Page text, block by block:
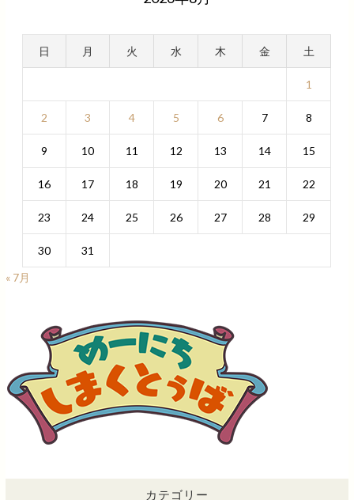
日 月 火 水 木 金 土
1
2 3 4 5 6 7 8
9 10 11 12 13 14 15
16 17 18 19 20 21 22
23 24 25 26 27 28 29
30
31
« 7月
カテゴリー